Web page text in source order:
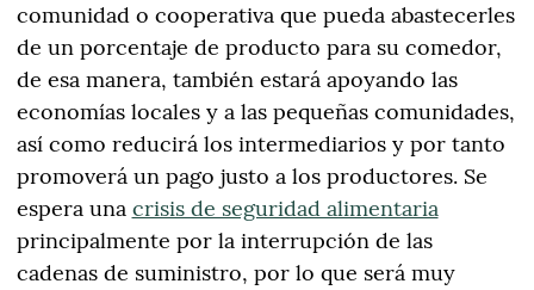
comunidad o cooperativa que pueda abastecerles
de un porcentaje de producto para su comedor,
de esa manera, también estará apoyando las
economías locales y a las pequeñas comunidades,
así como reducirá los intermediarios y por tanto
promoverá un pago justo a los productores. Se
espera una crisis de seguridad alimentaria
principalmente por la interrupción de las
cadenas de suministro, por lo que será muy